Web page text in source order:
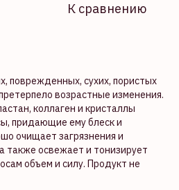
К сравнению
поврежденных, сухих, пористых
возрастные изменения.
коллаген и кристаллы
придающие ему блеск и
очищает загрязнения и
также освежает и тонизирует
объем и силу. Продукт не